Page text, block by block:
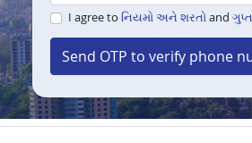
I agree to નિયમો અને શરતોand
Send OTP to verify phone